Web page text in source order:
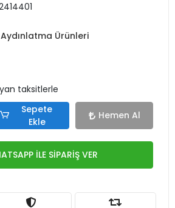
Ürünleri
taksitlerle
Sepete
Ekle
Hemen Al
İLE SİPARİŞ VER